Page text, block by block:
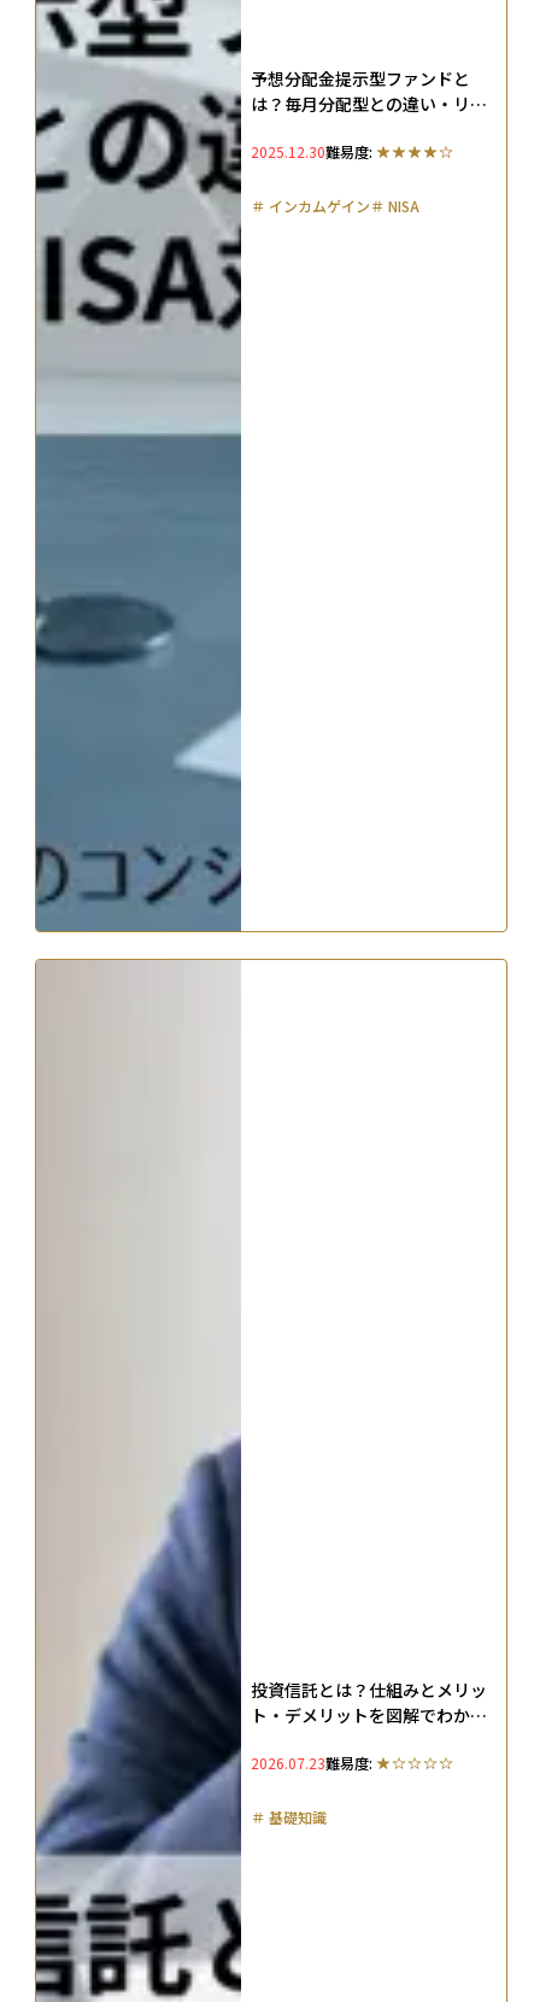
予想分配金提示型ファンドと
は？毎月分配型との違い・リス
2025.12.30難易度:
＃ インカムゲイン＃ NISA
投資信託とは？仕組みとメリッ
ト・デメリットを図解でわかり
2026.07.23難易度:
＃ 基礎知識